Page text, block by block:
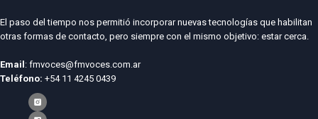
El paso del tiempo nos permitió incorporar nuevas tecnologías que habilitan
otras formas de contacto, pero siempre con el mismo objetivo: estar cerca.
Email : fmvoces@fmvoces.com.ar
Teléfono: +54 11 4245 0439